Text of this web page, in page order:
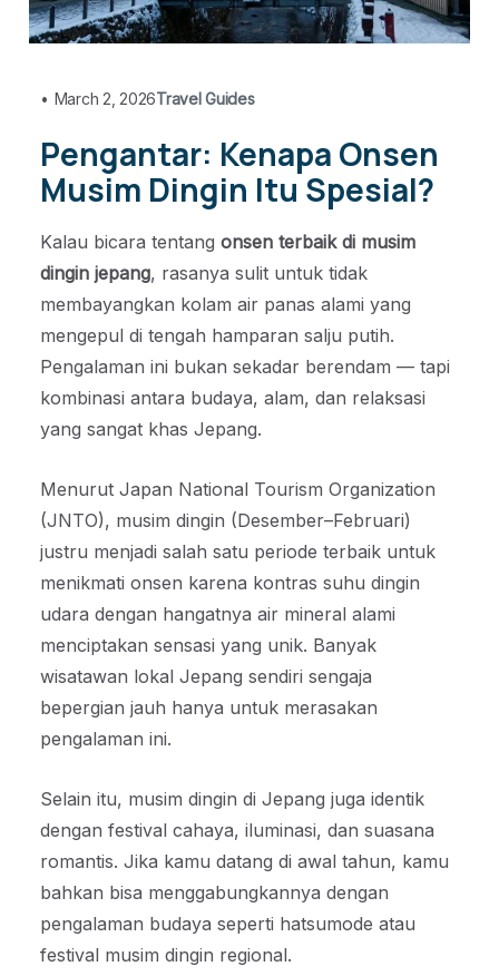
• March 2, 2026Travel Guides
Pengantar: Kenapa Onsen
Musim Dingin Itu Spesial?
Kalau bicara tentang onsen terbaik di musim
dingin jepang, rasanya sulit untuk tidak
membayangkan kolam air panas alami yang
mengepul di tengah hamparan salju putih.
Pengalaman ini bukan sekadar berendam — tapi
kombinasi antara budaya, alam, dan relaksasi
yang sangat khas Jepang.
Menurut Japan National Tourism Organization
(JNTO), musim dingin (Desember–Februari)
justru menjadi salah satu periode terbaik untuk
menikmati onsen karena kontras suhu dingin
udara dengan hangatnya air mineral alami
menciptakan sensasi yang unik. Banyak
wisatawan lokal Jepang sendiri sengaja
bepergian jauh hanya untuk merasakan
pengalaman ini.
Selain itu, musim dingin di Jepang juga identik
dengan festival cahaya, iluminasi, dan suasana
romantis. Jika kamu datang di awal tahun, kamu
bahkan bisa menggabungkannya dengan
pengalaman budaya seperti hatsumode atau
festival musim dingin regional.